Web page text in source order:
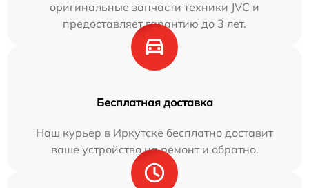
оригинальные запчасти техники JVC и
предоставляет гарантию до 3 лет.
Бесплатная доставка
Наш курьер в Иркутске бесплатно доставит
ваше устройство на ремонт и обратно.